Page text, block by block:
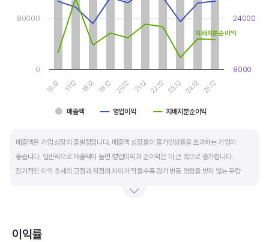
매출액 영업이익 지배지분순이익
16.12 17.12 18.12 19.12 20.12 21.12 22.12 23.12 24.12 25.12
0
80000
8000
24000
지배지분순이익
매출액은 기업 성장의 출발점입니다. 매출액 성장률이 물가인상률을 초과하는 기업이
좋습니다. 일반적으로 매출액이 늘면 영업이익과 순이익은 더 큰 폭으로 증가합니다.
장기적인 이익 추세의 고점과 저점의 차이가 작을수록 경기 변동 영향을 받지 않는 우량
매우 클뿐 아니라 수년간 매출액 감소가 이어지기도 합니다. 심할 경우 경기 변동에 따라
이익률